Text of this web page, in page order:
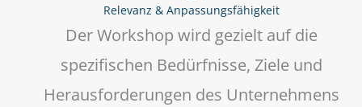
Relevanz & Anpassungsfähigkeit
Der Workshop wird gezielt auf die
spezifischen Bedürfnisse, Ziele und
Herausforderungen des Unternehmens